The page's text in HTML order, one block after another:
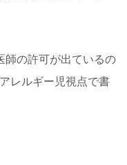
の許可が出ているの
レルギー児視点で書